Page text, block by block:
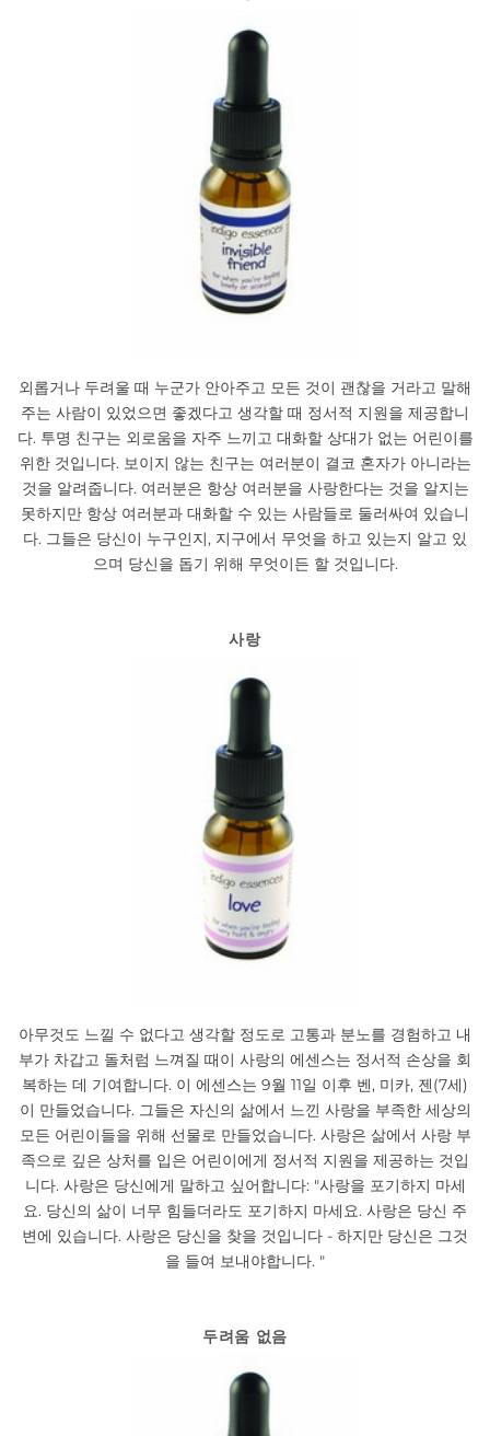
외롭거나 두려울 때 누군가 안아주고 모든 것이 괜찮을 거라고 말해
주는 사람이 있었으면 좋겠다고 생각할 때 정서적 지원을 제공합니
다. 투명 친구는 외로움을 자주 느끼고 대화할 상대가 없는 어린이를
위한 것입니다. 보이지 않는 친구는 여러분이 결코 혼자가 아니라는
것을 알려줍니다. 여러분은 항상 여러분을 사랑한다는 것을 알지는
못하지만 항상 여러분과 대화할 수 있는 사람들로 둘러싸여 있습니
다. 그들은 당신이 누구인지, 지구에서 무엇을 하고 있는지 알고 있
으며 당신을 돕기 위해 무엇이든 할 것입니다.
사랑
아무것도 느낄 수 없다고 생각할 정도로 고통과 분노를 경험하고 내
부가 차갑고 돌처럼 느껴질 때이 사랑의 에센스는 정서적 손상을 회
복하는 데 기여합니다. 이 에센스는 9월 11일 이후 벤, 미카, 젠(7세)
이 만들었습니다. 그들은 자신의 삶에서 느낀 사랑을 부족한 세상의
모든 어린이들을 위해 선물로 만들었습니다. 사랑은 삶에서 사랑 부
족으로 깊은 상처를 입은 어린이에게 정서적 지원을 제공하는 것입
니다. 사랑은 당신에게 말하고 싶어합니다: "사랑을 포기하지 마세
요. 당신의 삶이 너무 힘들더라도 포기하지 마세요. 사랑은 당신 주
변에 있습니다. 사랑은 당신을 찾을 것입니다 - 하지만 당신은 그것
을 들여 보내야합니다. "
두려움 없음